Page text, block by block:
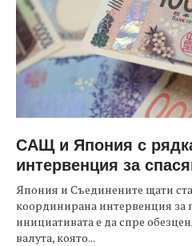
САЩ и Япония с
интервенция за
Япония и Съединените щати
координирана интервенция за
инициативата е да спре
валута, която...